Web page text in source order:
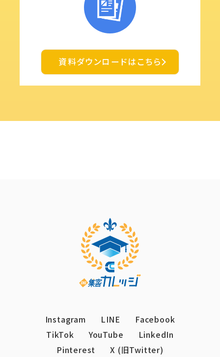
資料ダウンロードはこちら
Instagram LINE
Facebook
TikTok
YouTube
LinkedIn
Pinterest
X (旧Twitter)